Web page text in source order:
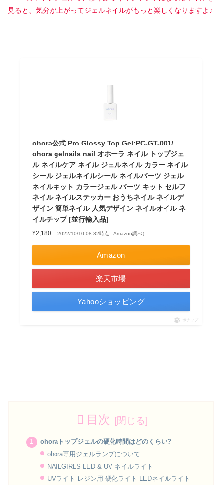
見ると、気分が上がってジェルネイルがもっと楽しくなりますよ♪
ohora公式 Pro Glossy Top Gel:PC-GT-001/
ohora gelnails nail オホーラ ネイル トップジェ
ル ネイルケア ネイル ジェルネイル カラー ネイル
シール ジェルネイルシール ネイルパーツ ジェル
ネイルキット カラージェル パーツ キット セルフ
ネイル ネイルステッカー おうちネイル ネイルデ
ザイン 簡単ネイル 人気デザイン ネイルオイル ネ
イルチップ [並行輸入品]
¥2,180 （2022/10/10 08:32時点 | Amazon調べ）
Amazon
楽天市場
Yahooショッピング
ポチップ
目次
ohoraトップジェルの硬化時間はどのくらい?
ohora専用ジェルランプについて
NAILGIRLS LED & UV ネイルライト
UVライト レジン用 硬化ライト LEDネイルライト